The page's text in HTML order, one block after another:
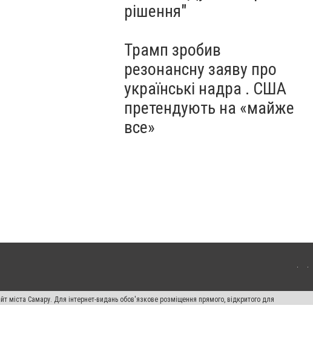
рішення"
Трамп зробив
резонансну заяву про
українські надра . США
претендують на «майже
все»
міста Самару. Для інтернет-видань обов'язкове розміщення прямого, відкритого для